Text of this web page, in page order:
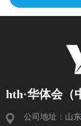
hth·华体会（
公司地址：山